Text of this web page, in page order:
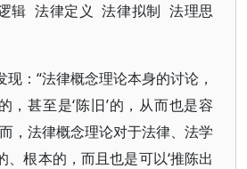
辑 法律定义 法律拟制 法理思
：“法律概念理论本身的讨论，
的，甚至是‘陈旧’的，从而也是容
，法律概念理论对于法律、法学
、根本的，而且也是可以‘推陈出